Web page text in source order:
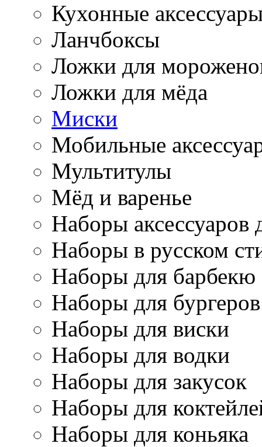
Кухонные
Ланчбоксы
Ложки для
Ложки для мёда
Миски
Мобильные
Мультитулы
Мёд и варенье
Наборы аксессуаров
Наборы в русском
Наборы для барбекю
Наборы для бургеров
Наборы для виски
Наборы для водки
Наборы для закусок
Наборы для
Наборы для коньяка